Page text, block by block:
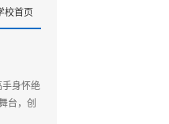
校首页
手身怀绝
台，创